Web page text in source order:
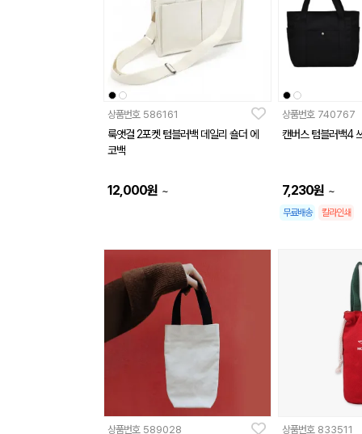
상품번호 586161
룩앳걸 2포켓 텀블러백 데일리 숄더 에
코백
12,000원 ~
상품번호 740767
캔버스 텀블러백4
7,230원 ~
무료배송 칼라인쇄
상품번호 589028 상품번호 833511